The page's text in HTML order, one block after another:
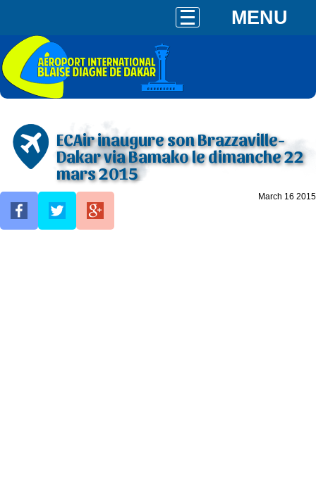
MENU
ECAir inaugure son Brazzaville-
Dakar via Bamako le dimanche 22
mars 2015
March 16 2015